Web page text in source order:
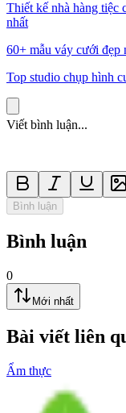
Thiết kế nhà hàng tiệc
nhất
60+ mẫu váy cưới đẹp
Top studio chụp hình
Viết bình luận...
Bình luận
Bình luận
0
Mới nhất
Bài viết liên
Ẩm thực